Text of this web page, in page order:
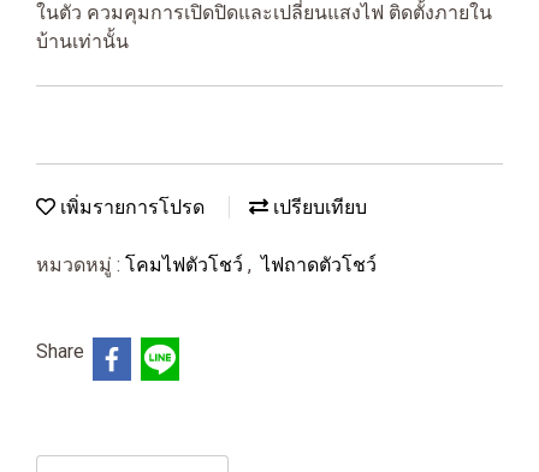
ในตัว ควมคุมการเปิดปิดและเปลี่ยนแสงไฟ ติดตั้งภายใน
บ้านเท่านั้น
เพิ่มรายการโปรด เปรียบเทียบ
หมวดหมู่ : โคมไฟตัวโชว์ , ไฟถาดตัวโชว์
Share